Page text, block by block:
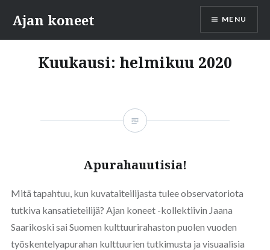
content
Ajan koneet MENU
Kuukausi: helmikuu 2020
Apurahauutisia!
Mitä tapahtuu, kun kuvataiteilijasta tulee observatoriota
tutkiva kansatieteilijä? Ajan koneet -kollektiivin Jaana
Saarikoski sai Suomen kulttuurirahaston puolen vuoden
työskentelyapurahan kulttuurien tutkimusta ja visuaalisia